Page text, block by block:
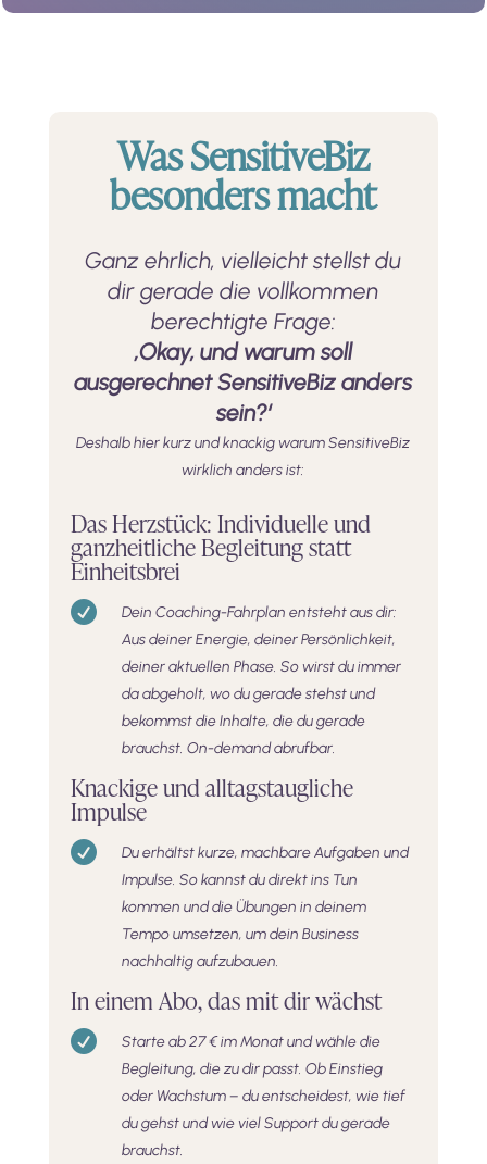
Was SensitiveBiz
besonders macht
Ganz ehrlich, vielleicht stellst du
dir gerade die vollkommen
berechtigte Frage:
‚Okay, und warum soll
ausgerechnet SensitiveBiz anders
sein?‘
Deshalb hier kurz und knackig warum SensitiveBiz
wirklich anders ist:
Das Herzstück: Individuelle und
ganzheitliche Begleitung statt
Einheitsbrei

Dein Coaching-Fahrplan entsteht aus dir:
Aus deiner Energie, deiner Persönlichkeit,
deiner aktuellen Phase. So wirst du immer
da abgeholt, wo du gerade stehst und
bekommst die Inhalte, die du gerade
brauchst. On-demand abrufbar.
Knackige und alltagstaugliche
Impulse

Du erhältst kurze, machbare Aufgaben und
Impulse. So kannst du direkt ins Tun
kommen und die Übungen in deinem
Tempo umsetzen, um dein Business
nachhaltig aufzubauen.
In einem Abo, das mit dir wächst

Starte ab 27 € im Monat und wähle die
Begleitung, die zu dir passt. Ob Einstieg
oder Wachstum – du entscheidest, wie tief
du gehst und wie viel Support du gerade
brauchst.